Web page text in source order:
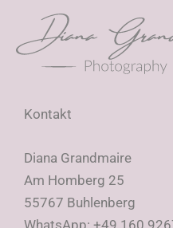
springen
Kontakt
Diana Grandmaire
Am Homberg 25
55767 Buhlenberg